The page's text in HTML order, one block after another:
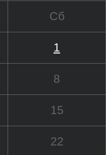
Сб
1
8
15
22